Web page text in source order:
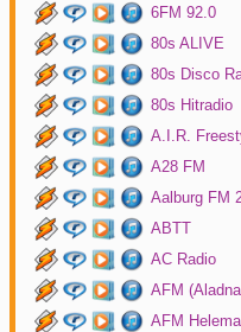
6FM 92.0
80s ALIVE
80s Disco
80s Hitradio
A.I.R.
A28 FM
Aalburg FM
ABTT
AC Radio
AFM
AFM